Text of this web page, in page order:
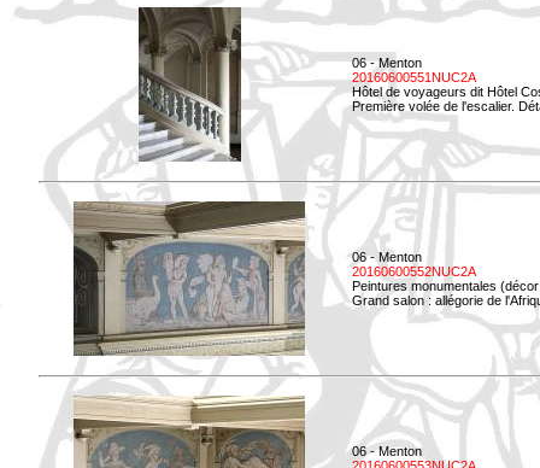
06 - Menton
20160600551NUC2A
Hôtel de voyageurs dit Hôtel
Première volée de l'escalier.
06 - Menton
20160600552NUC2A
Peintures monumentales
Grand salon : allégorie de
06 - Menton